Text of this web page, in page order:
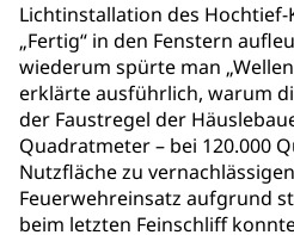
Lichtinstallation des
„Fertig“ in den Fenstern
wiederum spürte man
erklärte ausführlich, warum
der Faustregel der
Quadratmeter – bei 120.000
Nutzfläche zu
Feuerwehreinsatz aufgrund
beim letzten Feinschliff